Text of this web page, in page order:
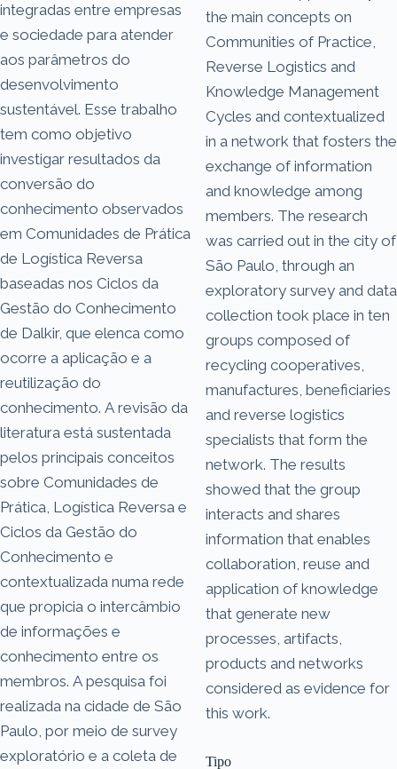
integradas entre empresas
e sociedade para atender
aos parâmetros do
desenvolvimento
sustentável. Esse trabalho
tem como objetivo
investigar resultados da
conversão do
conhecimento observados
em Comunidades de Prática
de Logística Reversa
baseadas nos Ciclos da
Gestão do Conhecimento
de Dalkir, que elenca como
ocorre a aplicação e a
reutilização do
conhecimento. A revisão da
literatura está sustentada
pelos principais conceitos
sobre Comunidades de
Prática, Logística Reversa e
Ciclos da Gestão do
Conhecimento e
contextualizada numa rede
que propicia o intercâmbio
de informações e
conhecimento entre os
membros. A pesquisa foi
realizada na cidade de São
Paulo, por meio de survey
exploratório e a coleta de
the main concepts on
Communities of Practice,
Reverse Logistics and
Knowledge Management
Cycles and contextualized
in a network that fosters the
exchange of information
and knowledge among
members. The research
was carried out in the city of
São Paulo, through an
exploratory survey and data
collection took place in ten
groups composed of
recycling cooperatives,
manufactures, beneficiaries
and reverse logistics
specialists that form the
network. The results
showed that the group
interacts and shares
information that enables
collaboration, reuse and
application of knowledge
that generate new
processes, artifacts,
products and networks
considered as evidence for
this work.
Tipo